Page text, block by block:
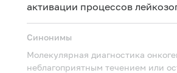
активации процессов
Синонимы
Молекулярная диагностика
неблагоприятным течением или